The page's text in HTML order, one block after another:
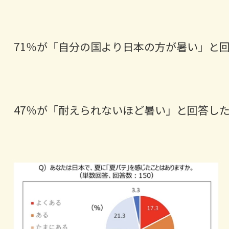
71％が「自分の国より日本の方が暑い」と
47％が「耐えられないほど暑い」と回答した